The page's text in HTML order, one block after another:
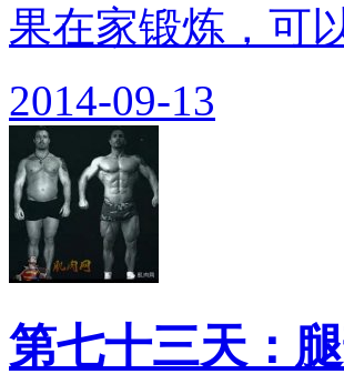
果在家锻炼，可
2014-09-13
第七十三天：